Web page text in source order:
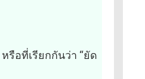
หรือที่เรียกกันว่า “ยัด